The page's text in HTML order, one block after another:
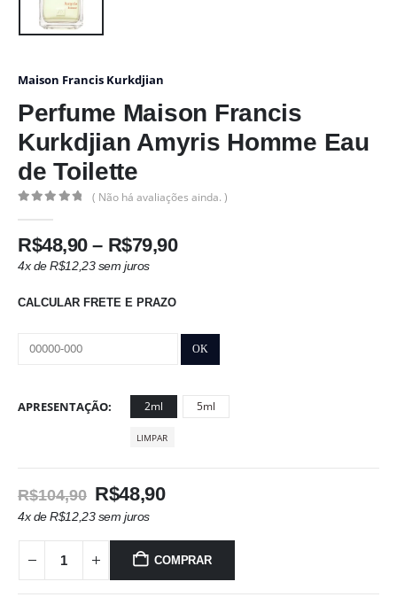
Maison Francis Kurkdjian
Perfume Maison Francis
Kurkdjian Amyris Homme Eau
de Toilette
( Não há avaliações ainda. )
R$48,90 – R$79,90Faixa
R$79,90
4x deR$12,23sem juros
CALCULAR FRETE E PRAZO
APRESENTAÇÃO 2ml 5ml
LIMPAR
R$104,90 O
preço
era:
R$104,90.
R$48,90O
é:
R$48,90.
4x deR$12,23sem juros
COMPRAR